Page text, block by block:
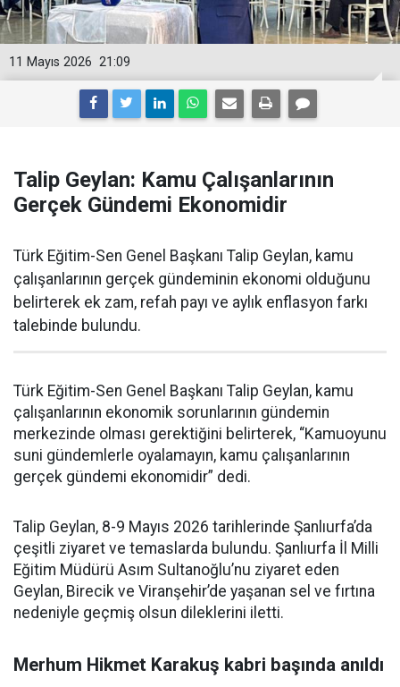
21:09
11 Mayıs 2026
Talip Geylan: Kamu Çalışanlarının
Gerçek Gündemi Ekonomidir
Türk Eğitim-Sen Genel Başkanı Talip Geylan, kamu
çalışanlarının gerçek gündeminin ekonomi olduğunu
belirterek ek zam, refah payı ve aylık enflasyon farkı
talebinde bulundu.
Türk Eğitim-Sen Genel Başkanı Talip Geylan, kamu
çalışanlarının ekonomik sorunlarının gündemin
merkezinde olması gerektiğini belirterek, “Kamuoyunu
suni gündemlerle oyalamayın, kamu çalışanlarının
gerçek gündemi ekonomidir” dedi.
Talip Geylan, 8-9 Mayıs 2026 tarihlerinde Şanlıurfa’da
çeşitli ziyaret ve temaslarda bulundu. Şanlıurfa İl Milli
Eğitim Müdürü Asım Sultanoğlu’nu ziyaret eden
Geylan, Birecik ve Viranşehir’de yaşanan sel ve fırtına
nedeniyle geçmiş olsun dileklerini iletti.
Merhum Hikmet Karakuş kabri başında anıldı